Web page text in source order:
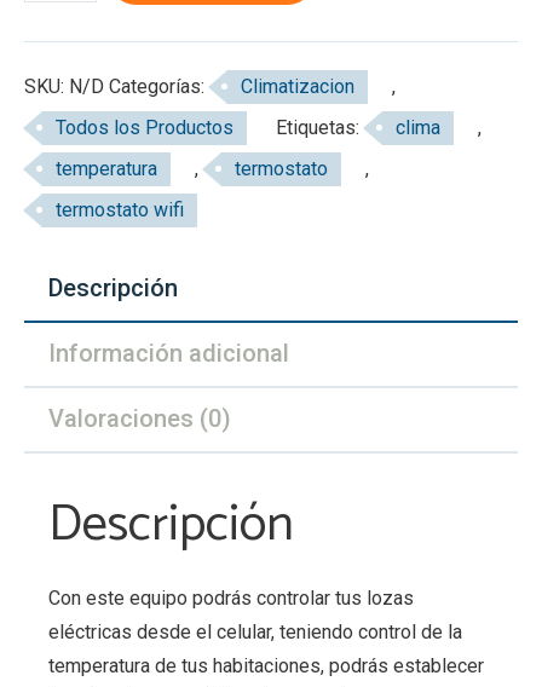
Sistemas
de
Calefaccion
cantidad
SKU: N/D Categorías: Climatizacion
,
Todos los Productos
Etiquetas: clima
,
temperatura
, termostato
,
termostato wifi
Descripción
Información adicional
Valoraciones (0)
Descripción
Con este equipo podrás controlar tus lozas
eléctricas desde el celular, teniendo control de la
temperatura de tus habitaciones, podrás establecer